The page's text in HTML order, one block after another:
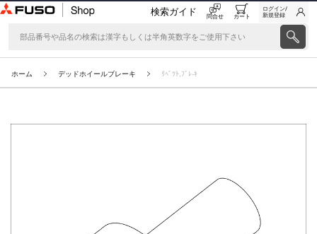
検索ガイド 問合せ カート
ログイン/
新規登録
ホーム デッドホイールブレーキ ﾘﾍﾞﾂﾄ,ﾌﾞﾚ-ｷ